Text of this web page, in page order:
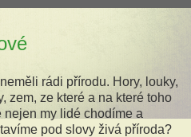
rádi přírodu. Hory, louky,
zem, ze které a na které toho
nejen my lidé chodíme a
pod slovy živá příroda?